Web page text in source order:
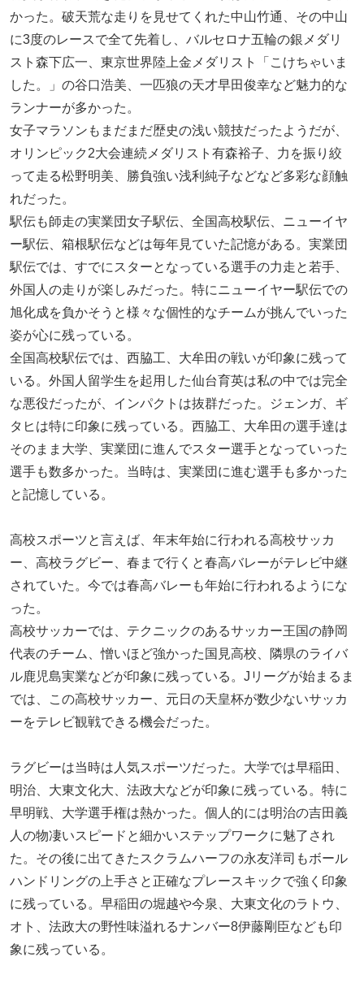
かった。破天荒な走りを見せてくれた中山竹通、その中山
に3度のレースで全て先着し、バルセロナ五輪の銀メダリ
スト森下広一、東京世界陸上金メダリスト「こけちゃいま
した。」の谷口浩美、一匹狼の天才早田俊幸など魅力的な
ランナーが多かった。
女子マラソンもまだまだ歴史の浅い競技だったようだが、
オリンピック2大会連続メダリスト有森裕子、力を振り絞
って走る松野明美、勝負強い浅利純子などなど多彩な顔触
れだった。
駅伝も師走の実業団女子駅伝、全国高校駅伝、ニューイヤ
ー駅伝、箱根駅伝などは毎年見ていた記憶がある。実業団
駅伝では、すでにスターとなっている選手の力走と若手、
外国人の走りが楽しみだった。特にニューイヤー駅伝での
旭化成を負かそうと様々な個性的なチームが挑んでいった
姿が心に残っている。
全国高校駅伝では、西脇工、大牟田の戦いが印象に残って
いる。外国人留学生を起用した仙台育英は私の中では完全
な悪役だったが、インパクトは抜群だった。ジェンガ、ギ
タヒは特に印象に残っている。西脇工、大牟田の選手達は
そのまま大学、実業団に進んでスター選手となっていった
選手も数多かった。当時は、実業団に進む選手も多かった
と記憶している。
高校スポーツと言えば、年末年始に行われる高校サッカ
ー、高校ラグビー、春まで行くと春高バレーがテレビ中継
されていた。今では春高バレーも年始に行われるようにな
った。
高校サッカーでは、テクニックのあるサッカー王国の静岡
代表のチーム、憎いほど強かった国見高校、隣県のライバ
ル鹿児島実業などが印象に残っている。Jリーグが始まるま
では、この高校サッカー、元日の天皇杯が数少ないサッカ
ーをテレビ観戦できる機会だった。
ラグビーは当時は人気スポーツだった。大学では早稲田、
明治、大東文化大、法政大などが印象に残っている。特に
早明戦、大学選手権は熱かった。個人的には明治の吉田義
人の物凄いスピードと細かいステップワークに魅了され
た。その後に出てきたスクラムハーフの永友洋司もボール
ハンドリングの上手さと正確なプレースキックで強く印象
に残っている。早稲田の堀越や今泉、大東文化のラトウ、
オト、法政大の野性味溢れるナンバー8伊藤剛臣なども印
象に残っている。